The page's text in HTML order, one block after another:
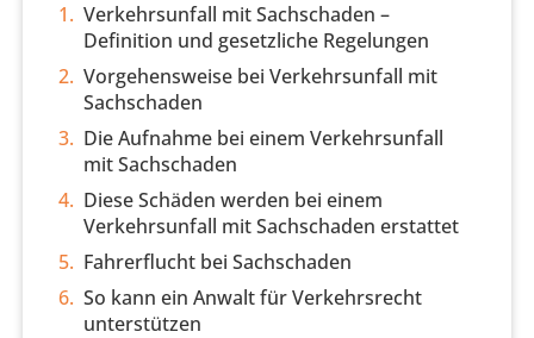
Verkehrsunfall mit Sachschaden –
Definition und gesetzliche Regelungen
Vorgehensweise bei Verkehrsunfall mit
Sachschaden
Die Aufnahme bei einem Verkehrsunfall
mit Sachschaden
Diese Schäden werden bei einem
Verkehrsunfall mit Sachschaden erstattet
Fahrerflucht bei Sachschaden
So kann ein Anwalt für Verkehrsrecht
unterstützen